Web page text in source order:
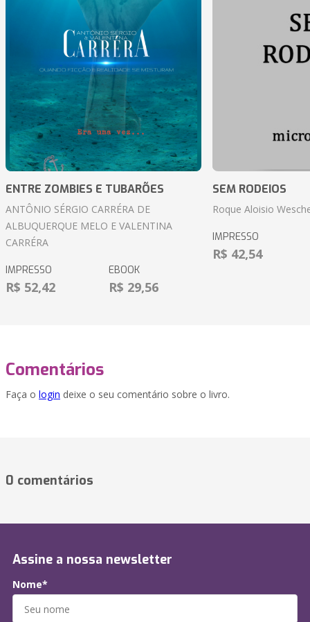
ENTRE ZOMBIES E TUBARÕES
ANTÔNIO SÉRGIO CARRÉRA DE
ALBUQUERQUE MELO E VALENTINA
CARRÉRA
IMPRESSO
R$ 52,42
EBOOK
R$ 29,56
SEM RODEIOS
Roque Aloisio
IMPRESSO
R$ 42,54
Comentários
Faça o login deixe o seu comentário sobre o livro.
0 comentários
Assine a nossa newsletter
Nome*